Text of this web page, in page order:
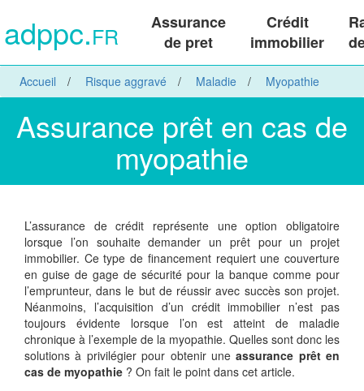
adppc.FR
Assurance
de pret
Crédit
immobilier
Accueil Risque aggravé Maladie Myopathie
Assurance prêt en cas de
myopathie
L’assurance de crédit représente une option obligatoire
lorsque l’on souhaite demander un prêt pour un projet
immobilier. Ce type de financement requiert une couverture
en guise de gage de sécurité pour la banque comme pour
l’emprunteur, dans le but de réussir avec succès son projet.
Néanmoins, l’acquisition d’un crédit immobilier n’est pas
toujours évidente lorsque l’on est atteint de maladie
chronique à l’exemple de la myopathie. Quelles sont donc les
solutions à privilégier pour obtenir uneassurance prêt en
cas de myopathie ? On fait le point dans cet article.